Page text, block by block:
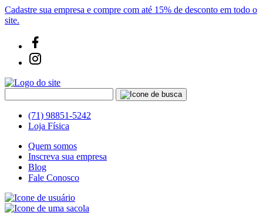
Cadastre sua empresa e compre com até 15% de desconto em todo o
site.
(71) 98851-5242
Loja Física
Quem somos
Inscreva sua empresa
Blog
Fale Conosco